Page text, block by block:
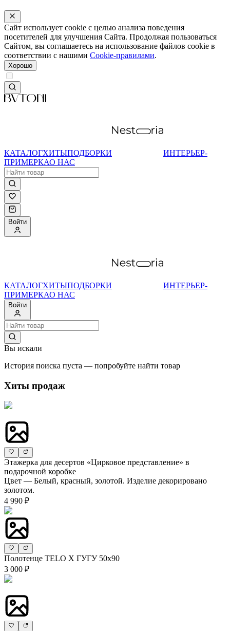
Сайт использует cookie с целью анализа поведения
посетителей для улучшения Сайта. Продолжая пользоваться
Сайтом, вы соглашаетесь на использование файлов cookie в
соответствии с нашими Cookie-правилами.
Хорошо
КАТАЛОГХИТЫПОДБОРКИ
ИНТЕРЬЕР-
ПРИМЕРКАО НАС
Войти
КАТАЛОГХИТЫПОДБОРКИ
ИНТЕРЬЕР-
ПРИМЕРКАО НАС
Войти
Вы искали
История поиска пуста — попробуйте найти товар
Хиты продаж
Этажерка для десертов «Цирковое представление» в
подарочной коробке
Цвет — Белый, красный, золотой. Изделие декорировано
золотом.
4 990 ₽
Полотенце TELO X ГУГУ 50х90
3 000 ₽